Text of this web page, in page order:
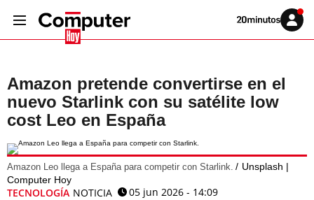
Volver
Iniciar
sesión
Amazon pretende convertirse en el
nuevo Starlink con su satélite low
cost Leo en España
Amazon Leo llega a España para competir con Starlink.
Unsplash |
Computer Hoy
TECNOLOGÍA NOTICIA
05 jun 2026 - 14:09